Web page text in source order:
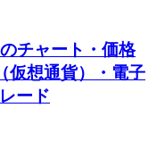
チャート・価格
仮想通貨）・電子
ード